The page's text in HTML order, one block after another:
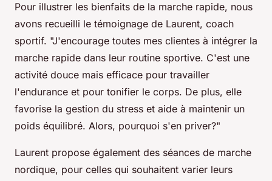
Pour illustrer les bienfaits de la marche rapide, nous
avons recueilli le témoignage de Laurent, coach
sportif. "J'encourage toutes mes clientes à intégrer la
marche rapide dans leur routine sportive. C'est une
activité douce mais efficace pour travailler
l'endurance et pour tonifier le corps. De plus, elle
favorise la gestion du stress et aide à maintenir un
poids équilibré. Alors, pourquoi s'en priver?"
Laurent propose également des séances de marche
nordique, pour celles qui souhaitent varier leurs